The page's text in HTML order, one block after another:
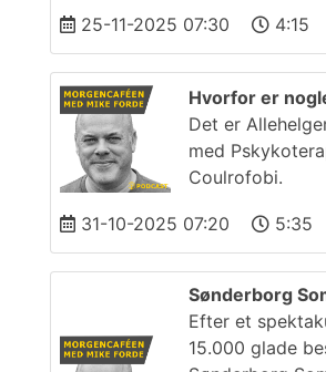
25-11-2025 07:30 4:15
Hvorfor er
Det er
med
Coulrofobi.
31-10-2025 07:20 5:35
Sønderborg
Efter et
15.000 glade